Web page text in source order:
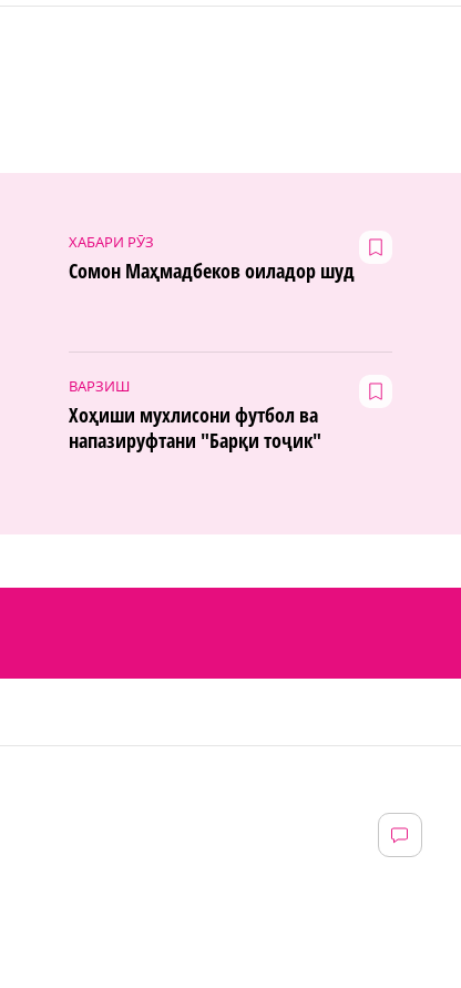
ХАБАРИ РӮЗ
Сомон Маҳмадбеков оиладор шуд
ВАРЗИШ
Хоҳиши мухлисони футбол ва
напазируфтани "Барқи тоҷик"